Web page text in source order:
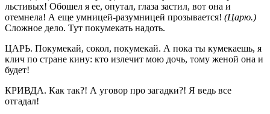
льстивых! Обошел я ее, опутал, глаза застил, вот она и
отемнела! А еще умницей-разумницей прозывается! (Царю.)
Сложное дело. Тут покумекать надоть.
ЦАРЬ. Покумекай, сокол, покумекай. А пока ты кумекаешь, я
клич по стране кину: кто излечит мою дочь, тому женой она и
будет!
КРИВДА. Как так?! А уговор про загадки?! Я ведь все
отгадал!